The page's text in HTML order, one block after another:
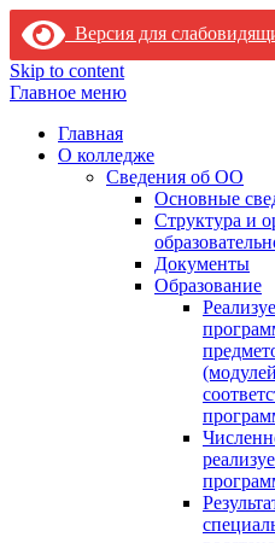
Версия для
Skip to content
Главное меню
Главная
О колледже
Сведения об ОО
Основные
Структура и
Документы
Образование